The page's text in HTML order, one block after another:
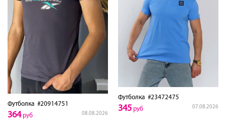
Футболка #20914751
08.08.2026
364руб
Футболка #23472475
07.08.2026
345 руб